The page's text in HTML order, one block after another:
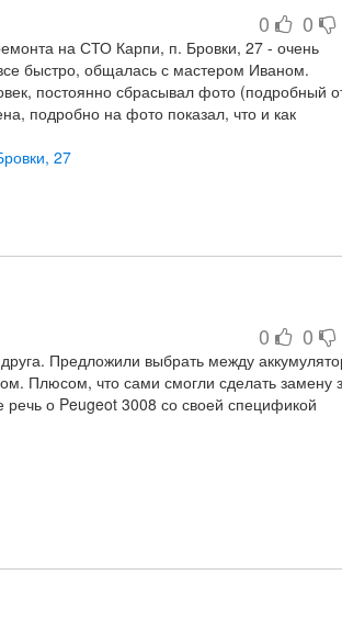
0 0
на СТО Карпи, п. Бровки, 27 - очень
быстро, общалась с мастером Иваном.
постоянно сбрасывал фото (подробный
подробно на фото показал, что и как
если возникнет необходимость.
27
0 0
Предложили выбрать между
Плюсом, что сами смогли сделать замену
о Peugeot 3008 со своей спецификой